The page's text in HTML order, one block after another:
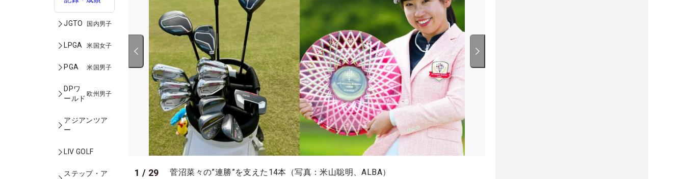
JGTO 国内男子
LPGA 米国女子
PGA 米国男子
DPワ
ールド
欧州男子
アジアンツア
ー
LIV GOLF
ステップ・ア
1 / 29 菅沼菜々の”連勝”を支えた14本（写真：米山聡明、ALBA）